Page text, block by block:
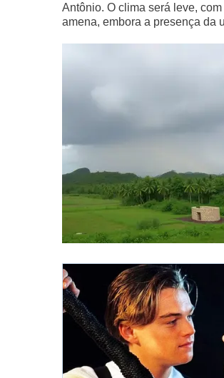
Antônio. O clima será leve,
amena, embora a presença da